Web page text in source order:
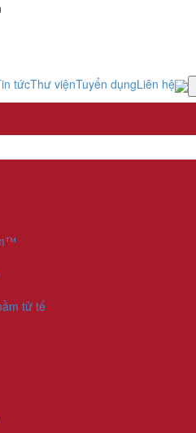
tứcThư việnTuyển dụngLiên hệ
tử tế